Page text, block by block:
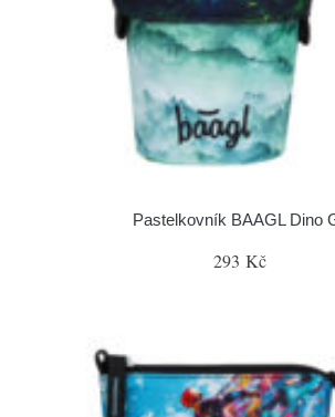
Pastelkovník BAAGL Dino
293 Kč